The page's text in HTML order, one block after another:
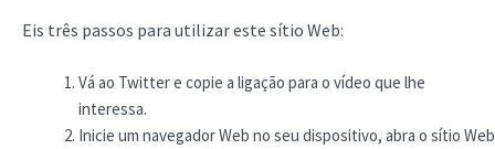
Eis três passos para utilizar este sítio Web:
Vá ao Twitter e copie a ligação para o vídeo que lhe
interessa.
Inicie um navegador Web no seu dispositivo, abra o sítio Web